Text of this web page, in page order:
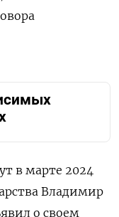
в марте 2024
Владимир
о своем